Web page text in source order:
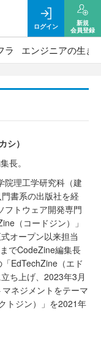
ログイン
新規
会員登録
ラ エンジニアの生き
シ）
長。
院理工学研究科（建
書系の出版社を経
フトウェア開発専門
（コードジン）」
オープン以来担当
でCodeZine編集長
EdTechZine（エド
ち上げ、2023年3月
ネジメントをテーマ
トジン）」を2021年